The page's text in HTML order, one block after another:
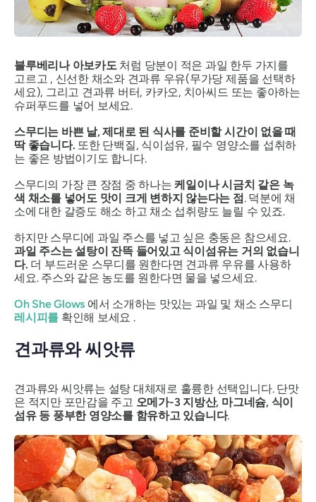
블루베리나 아보카도처럼 당분이 적은 과일 한두 가지를
고르고 , 신선한 채소와 견과류 우유(무가당 제품을 선택하
세요), 그리고 견과류 버터, 카카오, 치아씨드 또는 좋아하는
슈퍼푸드를 넣어 보세요.
스무디는 바쁜 날, 제대로 된 식사를 준비할 시간이 없을 때
딱 좋습니다. 또한 단백질, 식이섬유, 필수 영양소를 섭취하
는 좋은 방법이기도 합니다.
스무디의 가장 큰 장점 중 하나는케일이나 시금치 같은 녹
색 채소를 넣어도 맛이 크게 변하지 않는다는 점. 덕분에 채
소에 대한 갈증도 해소 하고 채소 섭취량도 늘릴 수 있죠.
하지만 스무디에 과일 주스를 넣고 싶은 충동은 참으세요.
과일 주스는 설탕이 잔뜩 들어있고 식이섬유는 거의 없습니
다. 더 부드러운 스무디를 원한다면 견과류 우유를 사용하
세요. 주스와 같은 농도를 원한다면 물을 넣으세요.
Oh She Glows 에서 소개하는 맛있는 과일 및 채소 스무디
레시피를 확인해 보세요 .
견과류와 씨앗류
견과류와 씨앗류는 설탕 대체재로 훌륭한 선택입니다. 단맛
은 적지만 포만감을 주고 오메가-3 지방산, 마그네슘, 식이
섬유 등 풍부한 영양소를 함유하고 있습니다.